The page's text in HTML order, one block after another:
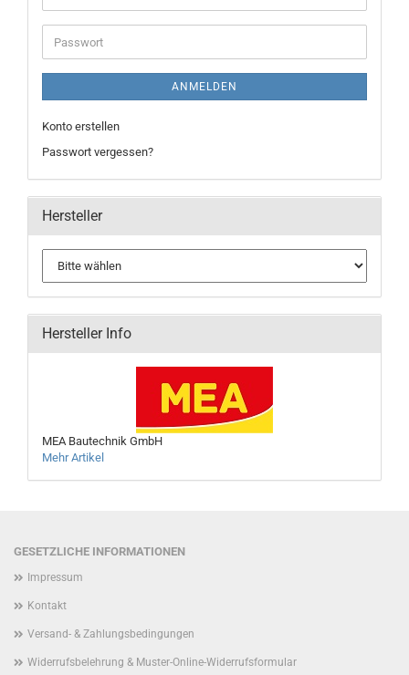
Mail-
Adresse
Passwort
ANMELDEN
Konto erstellen
Passwort vergessen?
Hersteller
Hersteller Info
MEA Bautechnik GmbH
Mehr Artikel
GESETZLICHE INFORMATIONEN
Impressum
Kontakt
Versand- & Zahlungsbedingungen
Widerrufsbelehrung & Muster-Online-Widerrufsformular